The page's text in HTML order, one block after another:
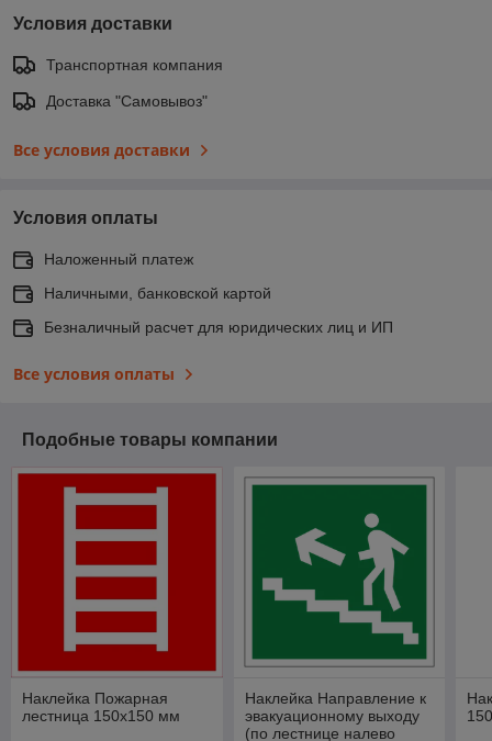
Условия доставки
Транспортная компания
Доставка "Самовывоз"
Все условия доставки
Условия оплаты
Наложенный платеж
Наличными, банковской картой
Безналичный расчет для юридических лиц и ИП
Все условия оплаты
Подобные товары компании
Наклейка Пожарная
лестница 150х150 мм
Наклейка Направление к
эвакуационному выходу
(по лестнице налево